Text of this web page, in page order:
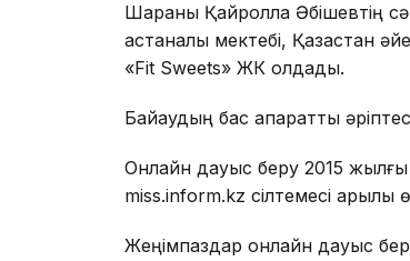
Шараны Қайролла Әбішевтің
астаналық мектебі, Қазақстан
«Fit Sweets» ЖК қолдады.
Байқаудың бас ақпараттық
Онлайн дауыс беру 2015 жылғы
miss.inform.kz сілтемесі
Жеңімпаздар онлайн дауыс